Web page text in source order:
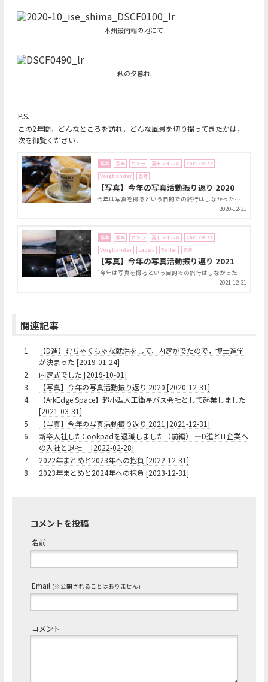
本州最南端の地にて
萩の夕暮れ
P.S.
この2年間，どんなところを訪れ，どんな風景を切り撮ってきたかは，
次を御覧ください．
写真 写真 カメラ 富士フイルム
Carl Zeiss
Voigtländer
思考
【写真】今年の写真活動振り返り 2020
今年は写真を撮るという目的での旅行はしなかった年でしたし，撮影枚数も去年から半減しました．一方で，X100Vというコンデジを手に入れたり，Voigtländer NOKTON classic 40mm F1.4 S.C.というクラシックな写りのMFレンズを使い始めたりと，変化もありました．記録ということで，今年の写真を振り返っておきます．
2020-12-31
写真 写真 カメラ 富士フイルム
Carl Zeiss
Voigtländer
Laowa Rollei 思考
【写真】今年の写真活動振り返り 2021
"今年は写真を撮るという目的での旅行はしなかった年でしたし，撮影枚数も去年から半減しました" と，ちょうど１年前の振り返りブログの冒頭にこう書かれていました．今年も同じで，撮影旅行は行けなかったですね．そして，2020年よりもさらに撮影枚数が減りました．それ以上に，撮った写真を編集することが極端に減ってしまいました．とは言いつつ，今年，機材はやたら増えましたねぇ...．まったく．気を取り直して，今年の写真の振り返り，やってきましょう．
2021-12-31
関連記事
1.
【D進】むちゃくちゃな就活をして，内定がでたので，博士進学
が決まった [2019-01-24]
2.
内定式でした [2019-10-01]
3.
【写真】今年の写真活動振り返り 2020 [2020-12-31]
4.
【ArkEdge Space】超小型人工衛星バス会社として起業しました
[2021-03-31]
5.
【写真】今年の写真活動振り返り 2021 [2021-12-31]
6.
新卒入社したCookpadを退職しました（前編） ―D進とIT企業へ
の入社と退社― [2022-02-28]
7.
2022年まとめと2023年への抱負 [2022-12-31]
8.
2023年まとめと2024年への抱負 [2023-12-31]
コメントを投稿
名前
Email (※公開されることはありません)
コメント